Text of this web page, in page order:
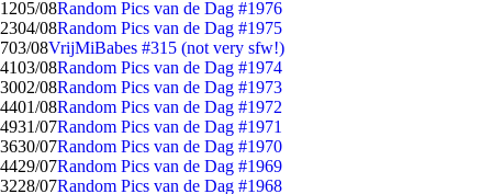
1205/08Random Pics van de Dag #1976
2304/08Random Pics van de Dag #1975
703/08VrijMiBabes #315 (not very sfw!)
4103/08Random Pics van de Dag #1974
3002/08Random Pics van de Dag #1973
4401/08Random Pics van de Dag #1972
4931/07Random Pics van de Dag #1971
3630/07Random Pics van de Dag #1970
4429/07Random Pics van de Dag #1969
3228/07Random Pics van de Dag #1968